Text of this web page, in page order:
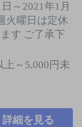
～2021年1月
火曜日は定休
す ご了承下
上～5,000円未
詳細を見る